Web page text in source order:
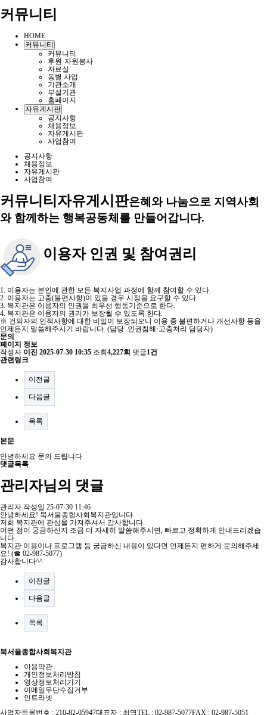
커뮤니티
HOME
커뮤니티
커뮤니티
후원·자원봉사
자료실
동별 사업
기관소개
부설기관
홈페이지
자유게시판
공지사항
채용정보
자유게시판
사업참여
공지사항
채용정보
자유게시판
사업참여
커뮤니티 자유게시판은혜와 나눔으로 지역사회
와 함께하는 행복공동체를 만들어갑니다.
이용자 인권 및 참여권리
1. 이용자는 본인에 관한 모든 복지사업 과정에 함께 참여할 수 있다.
2. 이용자는 고충(불편사항)이 있을 경우 시정을 요구할 수 있다.
3. 복지관은 이용자의 인권을 최우선 행동기준으로 한다.
4. 복지관은 이용자의 권리가 보장될 수 있도록 한다.
※ 건의자의 인적사항에 대한 비밀이 보장되오니 이용 중 불편하거나 개선사항 등을
언제든지 말씀해주시기 바랍니다. (담당: 인권침해·고충처리 담당자)
문의
페이지 정보
작성자 이진 2025-07-30 10:35 조회 4,227회 댓글1건
관련링크
이전글
다음글
목록
본문
안녕하세요 문의 드립니다
댓글목록
관리자님의 댓글
관리자 작성일 25-07-30 11:46
안녕하세요! 북서울종합사회복지관입니다.
저희 복지관에 관심을 가져주셔서 감사합니다.
어떤 점이 궁금하신지 조금 더 자세히 말씀해주시면, 빠르고 정확하게 안내드리겠습
니다.
복지관 이용이나 프로그램 등 궁금하신 내용이 있다면 언제든지 편하게 문의해주세
요! (☎ 02-987-5077)
감사합니다^^
이전글
다음글
목록
북서울종합사회복지관
이용약관
개인정보처리방침
영상정보처리기기
이메일무단수집거부
인트라넷
사업자등록번호 : 210-82-05947대표자 : 최명TEL : 02-987-5077FAX : 02-987-5051